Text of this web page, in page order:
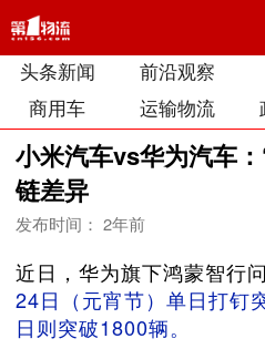
头条新闻 前沿观察
商用车
运输物流
小米汽车vs华为汽车
链差异
发布时间： 2年前
近日，华为旗下鸿蒙智行
24日（元宵节）单日打钉
日则突破1800辆。